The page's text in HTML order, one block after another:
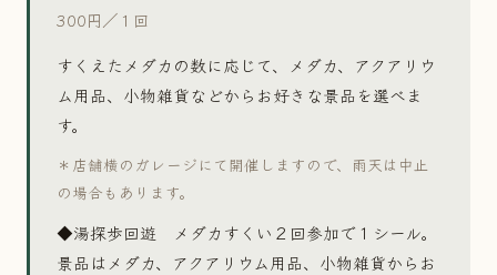
300円／１回
すくえたメダカの数に応じて、メダカ、アクアリウ
ム用品、小物雑貨などからお好きな景品を選べま
す。
＊店舗横のガレージにて開催しますので、雨天は中止
の場合もあります。
◆湯探歩回遊 メダカすくい２回参加で１シール。
景品はメダカ、アクアリウム用品、小物雑貨からお